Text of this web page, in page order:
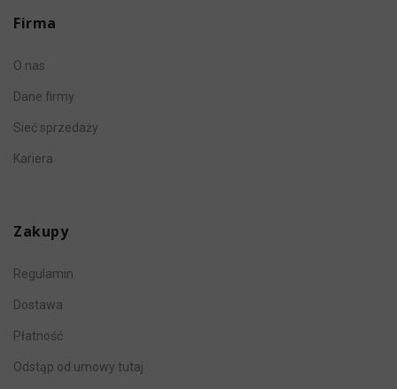
Firma
O nas
Dane firmy
Sieć sprzedaży
Kariera
Zakupy
Regulamin
Dostawa
Płatność
Odstąp od umowy tutaj